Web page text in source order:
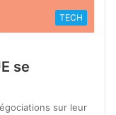
TECH
se
sur leur